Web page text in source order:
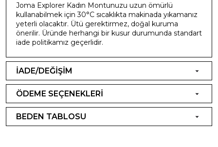
Joma Explorer Kadın Montunuzu uzun ömürlü
kullanabilmek için 30°C sıcaklıkta makinada yıkamanız
yeterli olacaktır. Ütü gerektirmez, doğal kuruma
önerilir. Üründe herhangi bir kusur durumunda standart
iade politikamız geçerlidir.
İADE/DEĞİŞİM
ÖDEME SEÇENEKLERİ
BEDEN TABLOSU